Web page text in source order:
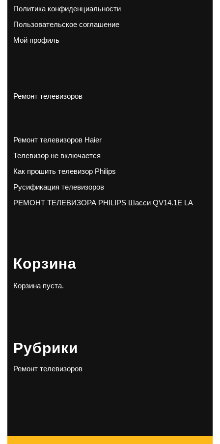
Политика конфиденциальности
Пользовательское соглашение
Мой профиль
Ремонт телевизоров
Ремонт телевизоров Haier
Телевизор не включается
Как прошить телевизор Philips
Русификация телевизоров
РЕМОНТ ТЕЛЕВИЗОРА PHILIPS Шасси QV14.1E LA
Корзина
Корзина пуста.
Рубрики
Ремонт телевизоров